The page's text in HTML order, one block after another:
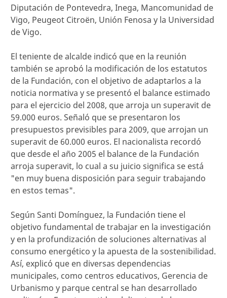
Diputación de Pontevedra, Inega, Mancomunidad de
Vigo, Peugeot Citroën, Unión Fenosa y la Universidad
de Vigo.
El teniente de alcalde indicó que en la reunión
también se aprobó la modificación de los estatutos
de la Fundación, con el objetivo de adaptarlos a la
noticia normativa y se presentó el balance estimado
para el ejercicio del 2008, que arroja un superavit de
59.000 euros. Señaló que se presentaron los
presupuestos previsibles para 2009, que arrojan un
superavit de 60.000 euros. El nacionalista recordó
que desde el año 2005 el balance de la Fundación
arroja superavit, lo cual a su juicio significa se está
"en muy buena disposición para seguir trabajando
en estos temas".
Según Santi Domínguez, la Fundación tiene el
objetivo fundamental de trabajar en la investigación
y en la profundización de soluciones alternativas al
consumo energético y la apuesta de la sostenibilidad.
Así, explicó que en diversas dependencias
municipales, como centros educativos, Gerencia de
Urbanismo y parque central se han desarrollado